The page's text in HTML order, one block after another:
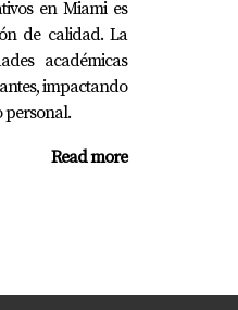
en Miami es
de calidad. La
académicas
impactando
personal.
Read more